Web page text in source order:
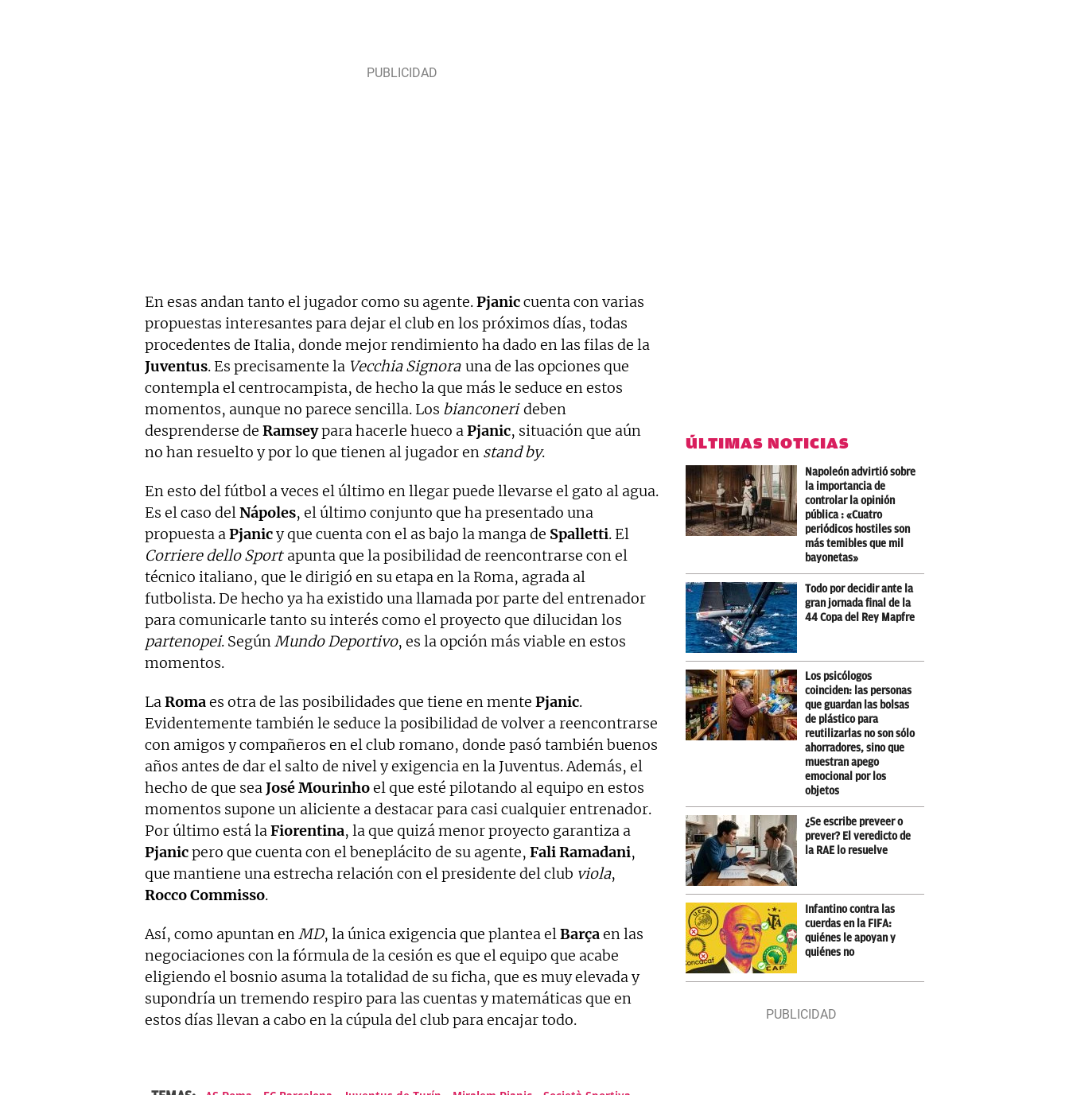
En esas andan tanto el jugador como su agente.Pjaniccuenta con varias
propuestas interesantes para dejar el club en los próximos días, todas
procedentes de Italia, donde mejor rendimiento ha dado en las filas de la
Juventus. Es precisamente la Vecchia Signora una de las opciones que
contempla el centrocampista, de hecho la que más le seduce en estos
momentos, aunque no parece sencilla. Los bianconerideben
desprenderse de Ramseypara hacerle hueco aPjanic, situación que aún
no han resuelto y por lo que tienen al jugador en stand by.
En esto del fútbol a veces el último en llegar puede llevarse el gato al agua.
Es el caso delNápoles, el último conjunto que ha presentado una
propuesta aPjanicy que cuenta con el as bajo la manga de Spalletti. El
Corriere dello Sport apunta que la posibilidad de reencontrarse con el
técnico italiano, que le dirigió en su etapa en la Roma, agrada al
futbolista. De hecho ya ha existido una llamada por parte del entrenador
para comunicarle tanto su interés como el proyecto que dilucidan los
partenopei. SegúnMundo Deportivo, es la opción más viable en estos
momentos.
LaRomaes otra de las posibilidades que tiene en mente Pjanic.
Evidentemente también le seduce la posibilidad de volver a reencontrarse
con amigos y compañeros en el club romano, donde pasó también buenos
años antes de dar el salto de nivel y exigencia en la Juventus. Además, el
hecho de que seaJoséMourinhoel que esté pilotando al equipo en estos
momentos supone un aliciente a destacar para casi cualquier entrenador.
Por último está laFiorentina, la que quizá menor proyecto garantiza a
Pjanicpero que cuenta con el beneplácito de su agente, FaliRamadani,
que mantiene una estrecha relación con el presidente del club viola,
RoccoCommisso.
Así, como apuntan enMD, la única exigencia que plantea elBarçaen las
negociaciones con la fórmula de la cesión es que el equipo que acabe
eligiendo el bosnio asuma la totalidad de su ficha, que es muy elevada y
supondría un tremendo respiro para las cuentas y matemáticas que en
estos días llevan a cabo en la cúpula del club para encajar todo.
ÚLTIMAS NOTICIAS
Napoleón advirtió sobre
la importancia de
controlar la opinión
pública : «Cuatro
periódicos hostiles son
más temibles que mil
bayonetas»
Todo por decidir ante la
gran jornada final de la
44 Copa del Rey Mapfre
Los psicólogos
coinciden: las personas
que guardan las bolsas
de plástico para
reutilizarlas no son sólo
ahorradores, sino que
muestran apego
emocional por los
objetos
¿Se escribe preveer o
prever? El veredicto de
la RAE lo resuelve
Infantino contra las
cuerdas en la FIFA:
quiénes le apoyan y
quiénes no